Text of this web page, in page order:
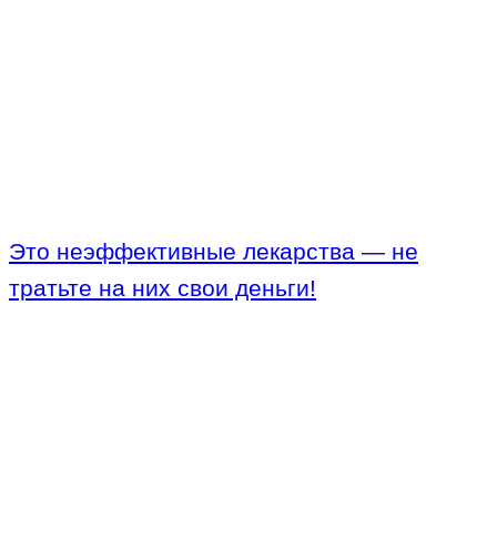
Это неэффективные лекарства — не
тратьте на них свои деньги!